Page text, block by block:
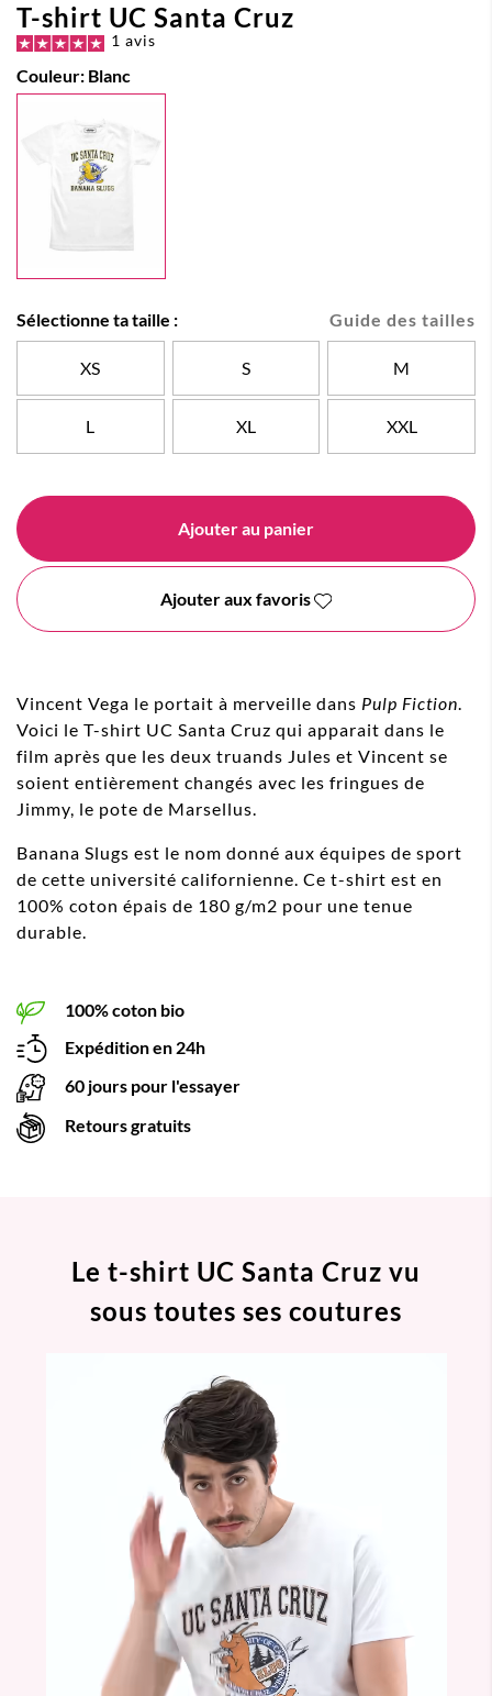
T-shirt UC Santa Cruz
1 avis
Couleur: Blanc
Guide des tailles
Sélectionne ta taille :
XS S M
L XL XXL
Ajouter au panier
Ajouter aux favoris
Vincent Vega le portait à merveille dans Pulp Fiction.
Voici le T-shirt UC Santa Cruz qui apparait dans le
film après que les deux truands Jules et Vincent se
soient entièrement changés avec les fringues de
Jimmy, le pote de Marsellus.
Banana Slugs est le nom donné aux équipes de sport
de cette université californienne. Ce t-shirt est en
100% coton épais de 180 g/m2 pour une tenue
durable.
100% coton bio
Expédition en 24h
60 jours pour l'essayer
Retours gratuits
Le t-shirt UC Santa Cruz vu
sous toutes ses coutures